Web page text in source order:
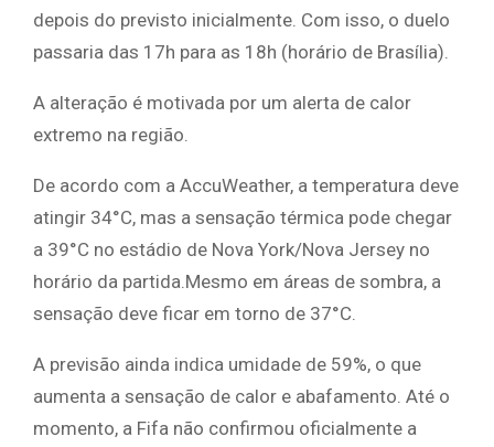
depois do previsto inicialmente. Com isso, o duelo
passaria das 17h para as 18h (horário de Brasília).
A alteração é motivada por um alerta de calor
extremo na região.
De acordo com a AccuWeather, a temperatura deve
atingir 34°C, mas a sensação térmica pode chegar
a 39°C no estádio de Nova York/Nova Jersey no
horário da partida.Mesmo em áreas de sombra, a
sensação deve ficar em torno de 37°C.
A previsão ainda indica umidade de 59%, o que
aumenta a sensação de calor e abafamento. Até o
momento, a Fifa não confirmou oficialmente a